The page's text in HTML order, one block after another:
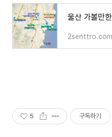
울산 가볼만
2senttro.com
5 구독하기